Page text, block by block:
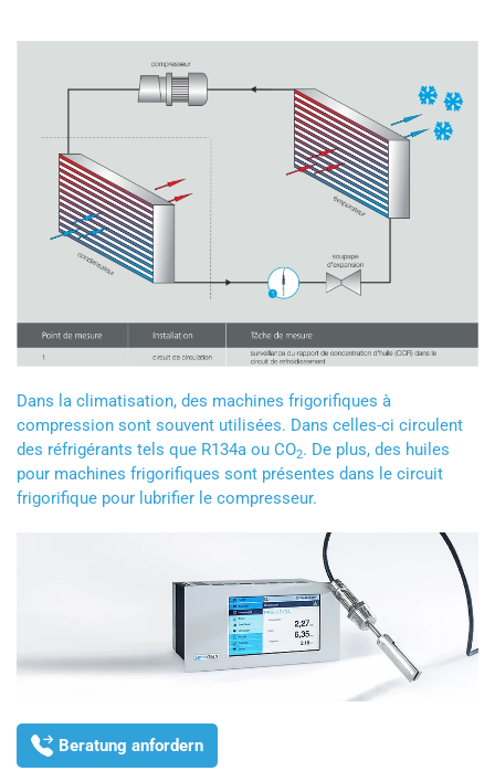
Dans la climatisation, des machines frigorifiques à
compression sont souvent utilisées. Dans celles-ci circulent
des réfrigérants tels que R134a ou CO2. De plus, des huiles
pour machines frigorifiques sont présentes dans le circuit
frigorifique pour lubrifier le compresseur.
Beratung anfordern